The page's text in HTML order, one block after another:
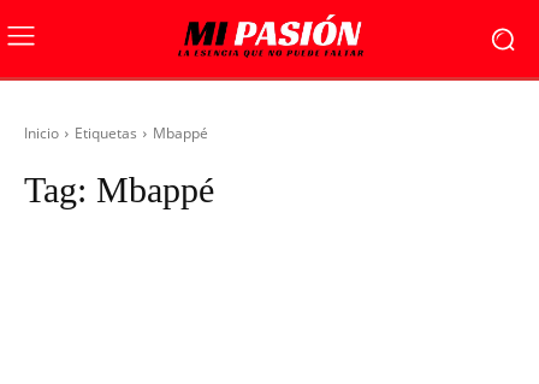
Inicio Etiquetas Mbappé
Tag: Mbappé